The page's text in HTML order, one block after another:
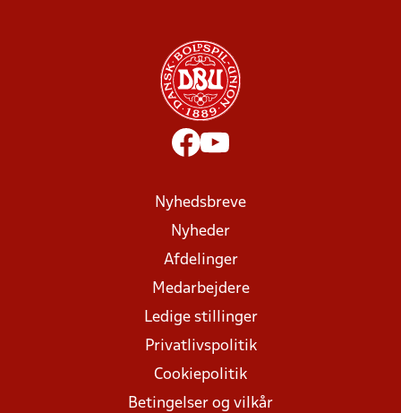
Nyhedsbreve
Nyheder
Afdelinger
Medarbejdere
Ledige stillinger
Privatlivspolitik
Cookiepolitik
Betingelser og vilkår